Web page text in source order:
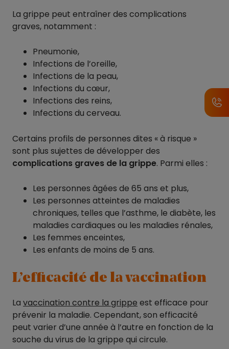
La grippe peut entraîner des complications
graves, notamment :
Pneumonie,
Infections de l’oreille,
Infections de la peau,
Infections du cœur,
Infections des reins,
Infections du cerveau.
Certains profils de personnes dites « à risque »
sont plus sujettes de développer des
complications graves de la grippe. Parmi elles :
Les personnes âgées de 65 ans et plus,
Les personnes atteintes de maladies
chroniques, telles que l’asthme, le diabète, les
maladies cardiaques ou les maladies rénales,
Les femmes enceintes,
Les enfants de moins de 5 ans.
L’efficacité de la vaccination
La vaccination contre la grippe est efficace pour
prévenir la maladie. Cependant, son efficacité
peut varier d’une année à l’autre en fonction de la
souche du virus de la grippe qui circule.